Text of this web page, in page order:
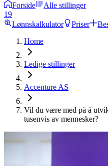
Forside
Alle stillinger
19
Lønnskalkulator
Priser
Home
Ledige stillinger
Accenture AS
Vil du være med på å
tusenvis av mennesker?